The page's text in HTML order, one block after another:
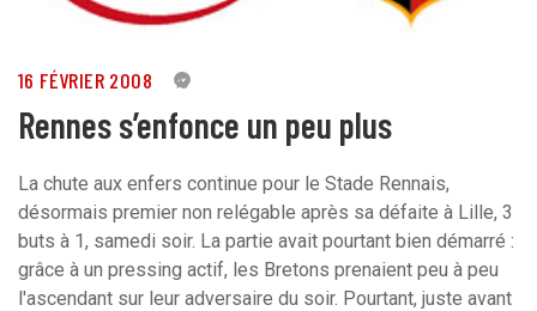
16 FÉVRIER 2008 0
Rennes s’enfonce un peu plus
La chute aux enfers continue pour le Stade Rennais,
désormais premier non relégable après sa défaite à Lille, 3
buts à 1, samedi soir. La partie avait pourtant bien démarré :
grâce à un pressing actif, les Bretons prenaient peu à peu
l'ascendant sur leur adversaire du soir. Pourtant, juste avant